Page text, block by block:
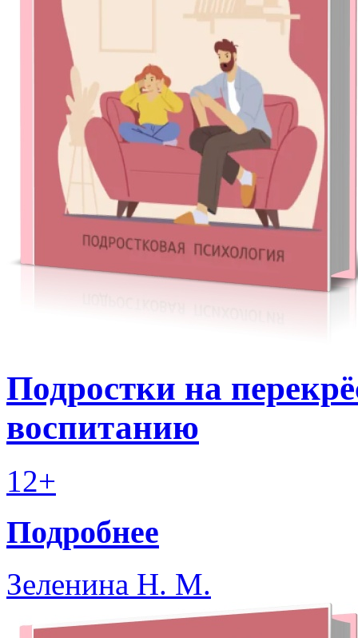
Подростки на
воспитанию
12+
Подробнее
Зеленина Н. М.